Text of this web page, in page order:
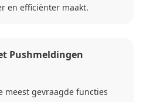
en efficiënter maakt.
Pushmeldingen
meest gevraagde functies